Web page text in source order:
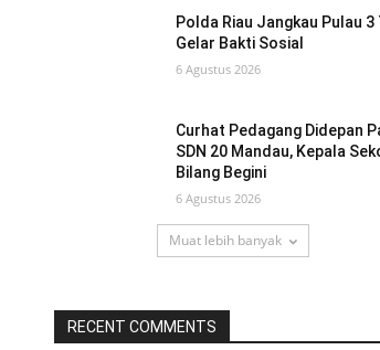
Polda Riau Jangkau Pulau 3
Gelar Bakti Sosial
6 Agustus 2026
Curhat Pedagang Didepan
SDN 20 Mandau, Kepala
Bilang Begini
6 Agustus 2026
Muat lebih banyak
RECENT COMMENTS